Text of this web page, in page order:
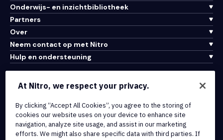
Onderwijs- en inzichtbibliotheek
Partners
Over
Neem contact op met Nitro
Hulp en ondersteuning
Integraties en API-connectiviteit
Cookiebeleid
Copyrightbeleid
Alle voorwaarden en beleidsmaatregelen
At Nitro, we respect your privacy.
By clicking “Accept All Cookies”, you agree to the storing of
cookies our website uses on your device to enhance site
navigation, analyze site usage, and assist in our marketing
efforts. We might also share specific data with third parties. If